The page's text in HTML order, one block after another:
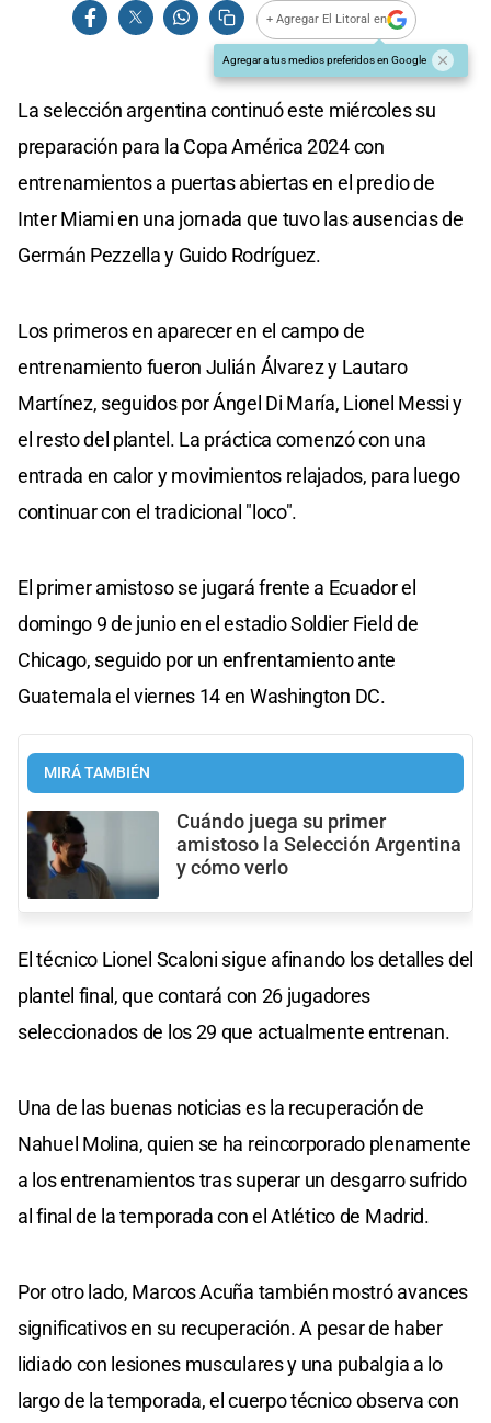
+ Agregar El Litoral en
Agregar a tus medios preferidos en Google
La selección argentina continuó este miércoles su
preparación para la Copa América 2024 con
entrenamientos a puertas abiertas en el predio de
Inter Miami en una jornada que tuvo las ausencias de
Germán Pezzella y Guido Rodríguez.
Los primeros en aparecer en el campo de
entrenamiento fueron Julián Álvarez y Lautaro
Martínez, seguidos por Ángel Di María, Lionel Messi y
el resto del plantel. La práctica comenzó con una
entrada en calor y movimientos relajados, para luego
continuar con el tradicional "loco".
El primer amistoso se jugará frente a Ecuador el
domingo 9 de junio en el estadio Soldier Field de
Chicago, seguido por un enfrentamiento ante
Guatemala el viernes 14 en Washington DC.
MIRÁ TAMBIÉN
Cuándo juega su primer
amistoso la Selección Argentina
y cómo verlo
El técnico Lionel Scaloni sigue afinando los detalles del
plantel final, que contará con 26 jugadores
seleccionados de los 29 que actualmente entrenan.
Una de las buenas noticias es la recuperación de
Nahuel Molina, quien se ha reincorporado plenamente
a los entrenamientos tras superar un desgarro sufrido
al final de la temporada con el Atlético de Madrid.
Por otro lado, Marcos Acuña también mostró avances
significativos en su recuperación. A pesar de haber
lidiado con lesiones musculares y una pubalgia a lo
largo de la temporada, el cuerpo técnico observa con